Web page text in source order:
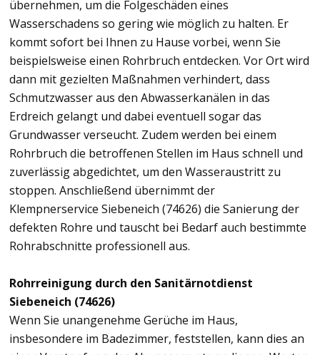
übernehmen, um die Folgeschäden eines
Wasserschadens so gering wie möglich zu halten. Er
kommt sofort bei Ihnen zu Hause vorbei, wenn Sie
beispielsweise einen Rohrbruch entdecken. Vor Ort wird
dann mit gezielten Maßnahmen verhindert, dass
Schmutzwasser aus den Abwasserkanälen in das
Erdreich gelangt und dabei eventuell sogar das
Grundwasser verseucht. Zudem werden bei einem
Rohrbruch die betroffenen Stellen im Haus schnell und
zuverlässig abgedichtet, um den Wasseraustritt zu
stoppen. Anschließend übernimmt der
Klempnerservice Siebeneich (74626) die Sanierung der
defekten Rohre und tauscht bei Bedarf auch bestimmte
Rohrabschnitte professionell aus.
Rohrreinigung durch den Sanitärnotdienst
Siebeneich (74626)
Wenn Sie unangenehme Gerüche im Haus,
insbesondere im Badezimmer, feststellen, kann dies an